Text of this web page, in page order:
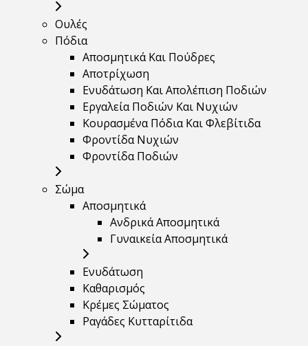
Ουλές
Πόδια
Αποσμητικά Και Πούδρες
Αποτρίχωση
Ενυδάτωση Και Απολέπιση Ποδιών
Εργαλεία Ποδιών Και Νυχιών
Κουρασμένα Πόδια Και Φλεβίτιδα
Φροντίδα Νυχιών
Φροντίδα Ποδιών
Σώμα
Αποσμητικά
Ανδρικά Αποσμητικά
Γυναικεία Αποσμητικά
Ενυδάτωση
Καθαρισμός
Κρέμες Σώματος
Ραγάδες Κυτταρίτιδα